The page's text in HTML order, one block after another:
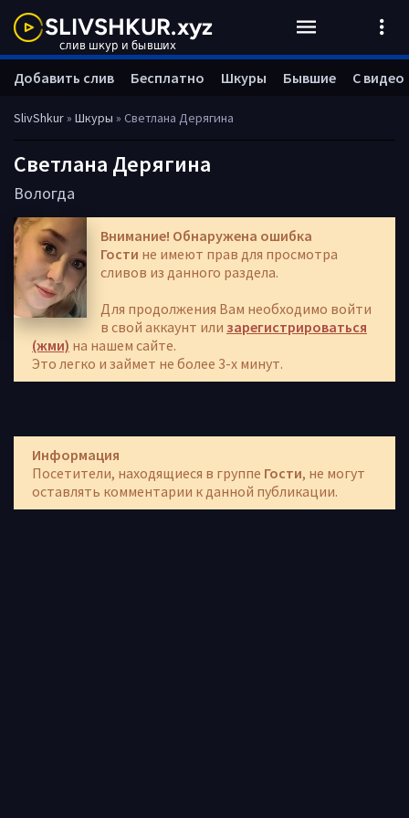
SlivShkur» Шкуры » Светлана Дерягина
Светлана Дерягина
Вологда
Внимание! Обнаружена ошибка
Гости не имеют прав для просмотра
сливов из данного раздела.
Для продолжения Вам необходимо войти
в свой аккаунт или зарегистрироваться
(жми) на нашем сайте.
Это легко и займет не более 3-х минут.
Информация
Посетители, находящиеся в группе Гости, не могут
оставлять комментарии к данной публикации.
Добавить слив Бесплатно Шкуры Бывшие С видео